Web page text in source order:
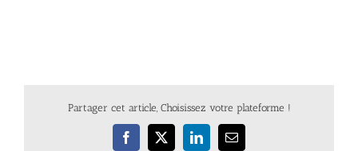
Partager cet article, Choisissez votre plateforme !
Facebook
X LinkedInEmail